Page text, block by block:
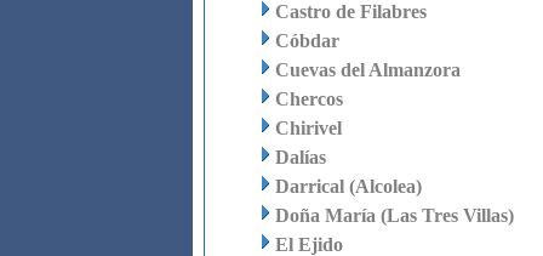
Castro de Filabres
Cóbdar
Cuevas del Almanzora
Chercos
Chirivel
Dalías
Darrical (Alcolea)
Doña María (Las Tres Villas)
El Ejido